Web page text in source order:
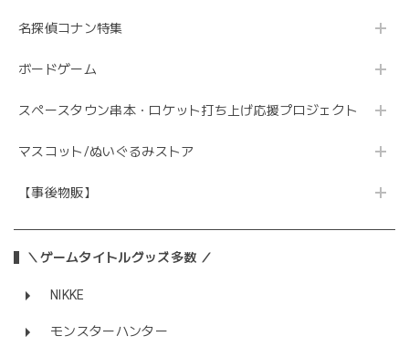
名探偵コナン特集
ボードゲーム
スペースタウン串本・ロケット打ち上げ応援プロジェクト
マスコット/ぬいぐるみストア
【事後物販】
＼ゲームタイトルグッズ多数 ／
NIKKE
モンスターハンター